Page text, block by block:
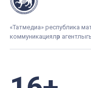
«Татмедиа» республика
коммуникацияләр